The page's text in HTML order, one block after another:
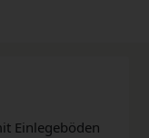
Einlegeböden